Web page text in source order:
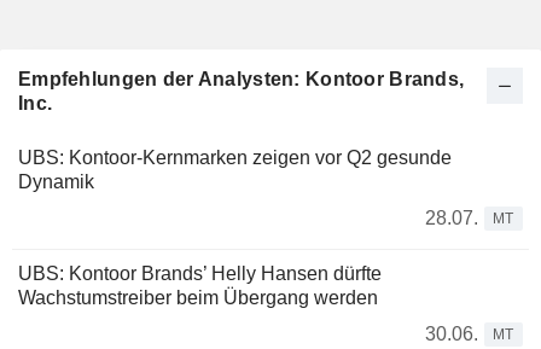
Empfehlungen der Analysten: Kontoor Brands,
Inc.
UBS: Kontoor-Kernmarken zeigen vor Q2 gesunde
Dynamik
28.07.
MT
UBS: Kontoor Brands’ Helly Hansen dürfte
Wachstumstreiber beim Übergang werden
30.06.
MT